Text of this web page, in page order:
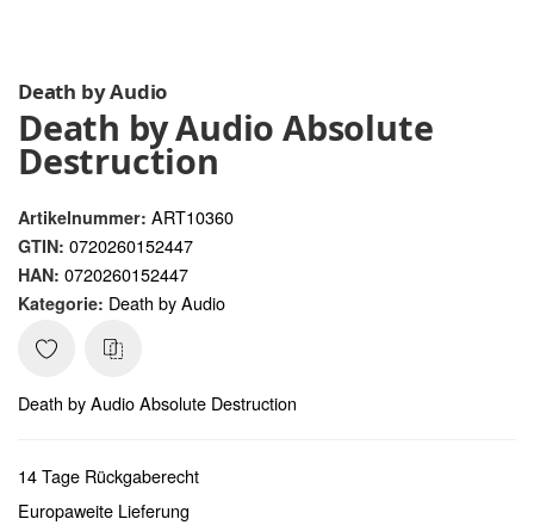
Death by Audio
Death by Audio Absolute
Destruction
Artikelnummer: ART10360
GTIN: 0720260152447
HAN: 0720260152447
Kategorie: Death by Audio
Death by Audio Absolute Destruction
14 Tage Rückgaberecht
Europaweite Lieferung